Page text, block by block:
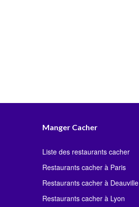
Manger Cacher
Liste des restaurants cacher
Restaurants cacher à Paris
Restaurants cacher à Deauville
Restaurants cacher à Lyon